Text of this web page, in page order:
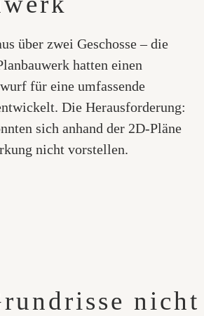
über zwei Geschosse – die
hatten einen
für eine umfassende
Die Herausforderung:
sich anhand der 2D-Pläne
nicht vorstellen.
nicht